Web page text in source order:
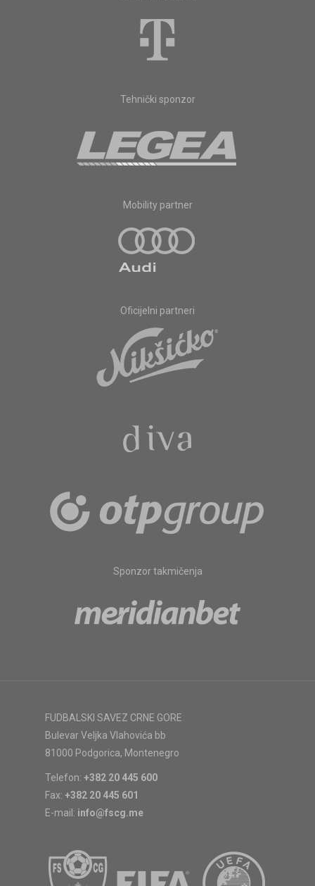
Tehnički sponzor
Mobility partner
Oficijelni partneri
Sponzor takmičenja
FUDBALSKI SAVEZ CRNE GORE
Bulevar Veljka Vlahovića bb
81000 Podgorica, Montenegro
Telefon: +382 20 445 600
Fax: +382 20 445 601
E-mail: info@fscg.me